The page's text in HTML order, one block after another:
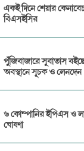
একই দিনে শেয়ার
বিএসইসির
পুঁজিবাজারে সুবাতাস
অবস্থানে সূচক ও লেনদেন
৬ কোম্পানির ইপিএস ও
ঘোষণা